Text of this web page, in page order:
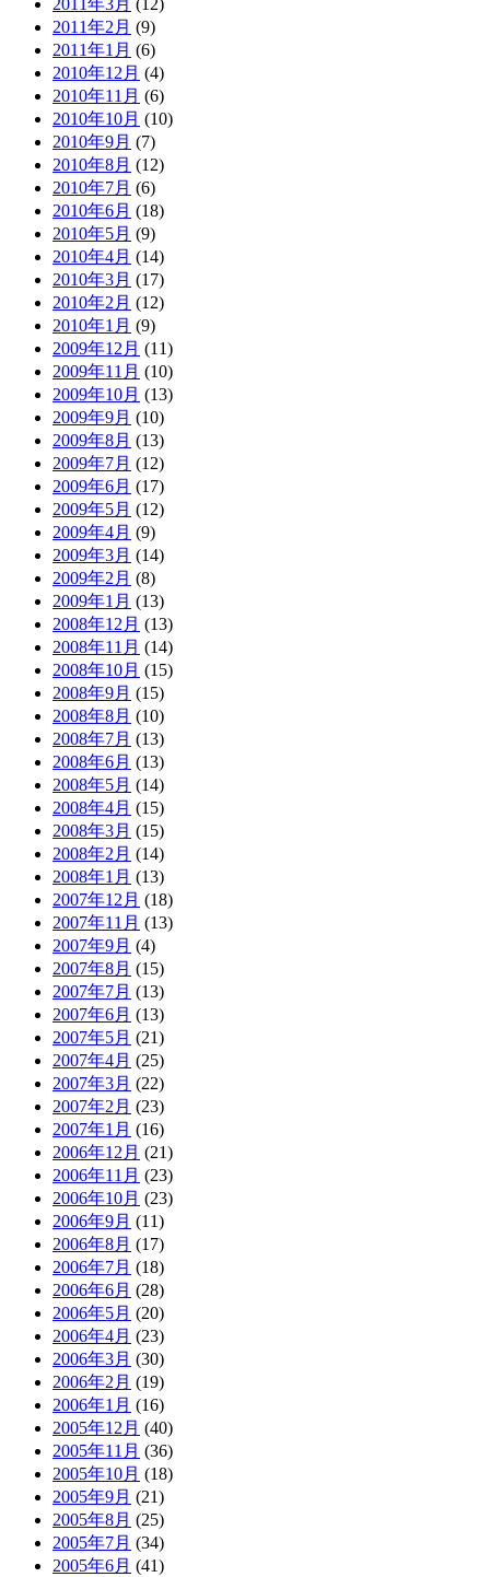
2011年3月 (12)
2011年2月 (9)
2011年1月 (6)
2010年12月 (4)
2010年11月 (6)
2010年10月 (10)
2010年9月 (7)
2010年8月 (12)
2010年7月 (6)
2010年6月 (18)
2010年5月 (9)
2010年4月 (14)
2010年3月 (17)
2010年2月 (12)
2010年1月 (9)
2009年12月 (11)
2009年11月 (10)
2009年10月 (13)
2009年9月 (10)
2009年8月 (13)
2009年7月 (12)
2009年6月 (17)
2009年5月 (12)
2009年4月 (9)
2009年3月 (14)
2009年2月 (8)
2009年1月 (13)
2008年12月 (13)
2008年11月 (14)
2008年10月 (15)
2008年9月 (15)
2008年8月 (10)
2008年7月 (13)
2008年6月 (13)
2008年5月 (14)
2008年4月 (15)
2008年3月 (15)
2008年2月 (14)
2008年1月 (13)
2007年12月 (18)
2007年11月 (13)
2007年9月 (4)
2007年8月 (15)
2007年7月 (13)
2007年6月 (13)
2007年5月 (21)
2007年4月 (25)
2007年3月 (22)
2007年2月 (23)
2007年1月 (16)
2006年12月 (21)
2006年11月 (23)
2006年10月 (23)
2006年9月 (11)
2006年8月 (17)
2006年7月 (18)
2006年6月 (28)
2006年5月 (20)
2006年4月 (23)
2006年3月 (30)
2006年2月 (19)
2006年1月 (16)
2005年12月 (40)
2005年11月 (36)
2005年10月 (18)
2005年9月 (21)
2005年8月 (25)
2005年7月 (34)
2005年6月 (41)